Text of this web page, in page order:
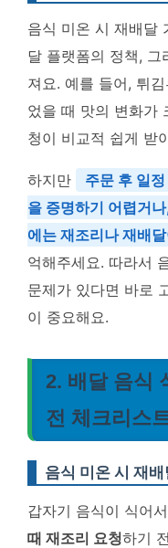
음식 미온 시 재배달
달 플랫폼의 정책,
져요. 예를 들어, 튀
었을 때 맛의 변화가
청이 비교적 쉽게 받
하지만
주문 후 일
을 증명하기 어렵거
에는 재조리나 재배
억해주세요. 따라서
문제가 있다면 바로
이 중요해요.
2. 배달 음식
전 체크리스
음식 미온 시 재
갑자기 음식이 식어
때 재조리 요청하기